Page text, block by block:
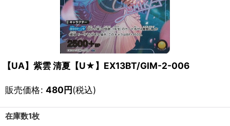
【UA】紫雲 清夏【U★】EX13BT/GIM-2-006
販売価格: 480円(税込)
在庫数1枚